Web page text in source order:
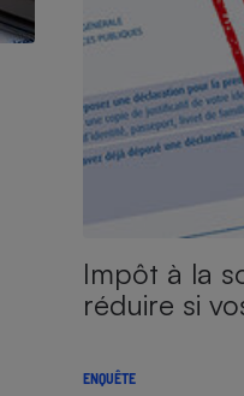
Impôt à la
réduire si
ENQUÊTE